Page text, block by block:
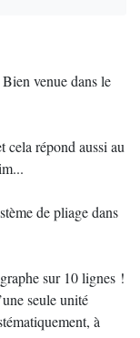
on pourrait le
de
bénéficie
sens : le fait que le
plutôt que
venue dans le
cela répond aussi au
de pliage dans
sur 10 lignes !
seule unité
à